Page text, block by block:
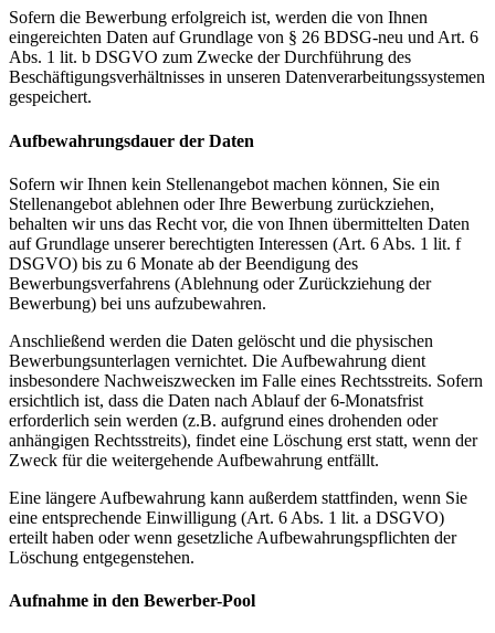
Sofern die Bewerbung erfolgreich ist, werden die von Ihnen
eingereichten Daten auf Grundlage von § 26 BDSG-neu und Art. 6
Abs. 1 lit. b DSGVO zum Zwecke der Durchführung des
Beschäftigungsverhältnisses in unseren Datenverarbeitungssystemen
gespeichert.
Aufbewahrungsdauer der Daten
Sofern wir Ihnen kein Stellenangebot machen können, Sie ein
Stellenangebot ablehnen oder Ihre Bewerbung zurückziehen,
behalten wir uns das Recht vor, die von Ihnen übermittelten Daten
auf Grundlage unserer berechtigten Interessen (Art. 6 Abs. 1 lit. f
DSGVO) bis zu 6 Monate ab der Beendigung des
Bewerbungsverfahrens (Ablehnung oder Zurückziehung der
Bewerbung) bei uns aufzubewahren.
Anschließend werden die Daten gelöscht und die physischen
Bewerbungsunterlagen vernichtet. Die Aufbewahrung dient
insbesondere Nachweiszwecken im Falle eines Rechtsstreits. Sofern
ersichtlich ist, dass die Daten nach Ablauf der 6-Monatsfrist
erforderlich sein werden (z.B. aufgrund eines drohenden oder
anhängigen Rechtsstreits), findet eine Löschung erst statt, wenn der
Zweck für die weitergehende Aufbewahrung entfällt.
Eine längere Aufbewahrung kann außerdem stattfinden, wenn Sie
eine entsprechende Einwilligung (Art. 6 Abs. 1 lit. a DSGVO)
erteilt haben oder wenn gesetzliche Aufbewahrungspflichten der
Löschung entgegenstehen.
Aufnahme in den Bewerber-Pool